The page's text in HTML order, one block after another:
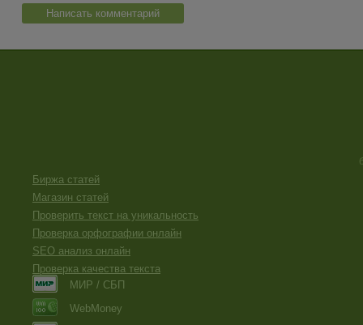
Написать комментарий
Биржа статей
Магазин статей
Проверить текст на уникальность
Проверка орфографии онлайн
SEO анализ онлайн
Проверка качества текста
МИР / СБП
WebMoney